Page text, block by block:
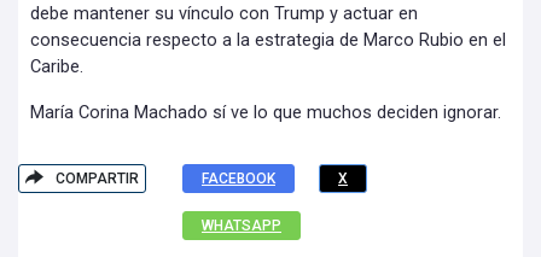
debe mantener su vínculo con Trump y actuar en
consecuencia respecto a la estrategia de Marco Rubio en el
Caribe.
María Corina Machado sí ve lo que muchos deciden ignorar.
COMPARTIR FACEBOOK X
WHATSAPP